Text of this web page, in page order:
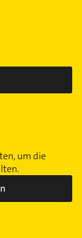
um die